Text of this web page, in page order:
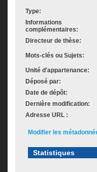
Type:
Informations
complémentaires:
Directeur de thèse:
Mots-clés ou Sujets:
Unité d'appartenance:
Déposé par:
Date de dépôt:
Dernière modification:
Adresse URL :
Modifier les
Statistiques